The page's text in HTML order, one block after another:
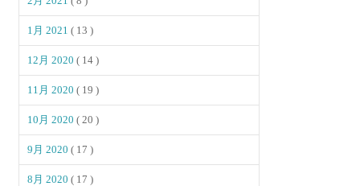
1月 2021( 13 )
12月 2020( 14 )
11月 2020( 19 )
10月 2020( 20 )
9月 2020( 17 )
8月 2020( 17 )